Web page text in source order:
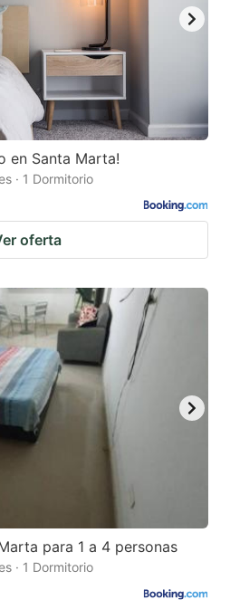
en Santa Marta!
· 1 Dormitorio
oferta
para 1 a 4 personas
· 1 Dormitorio